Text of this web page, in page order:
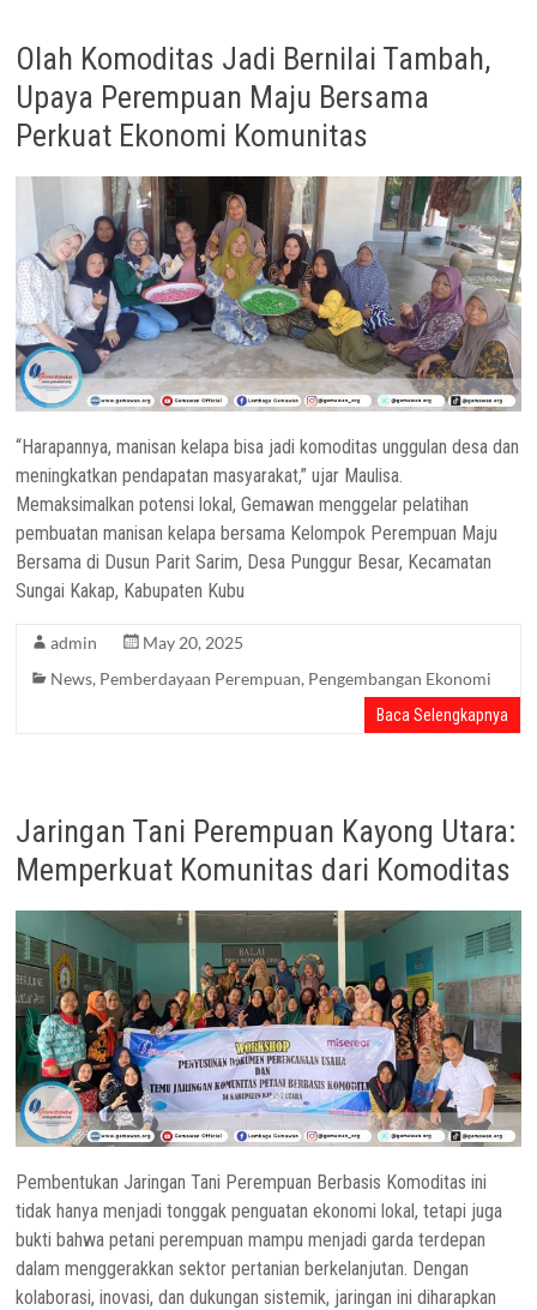
Olah Komoditas Jadi Bernilai Tambah,
Upaya Perempuan Maju Bersama
Perkuat Ekonomi Komunitas
“Harapannya, manisan kelapa bisa jadi komoditas unggulan desa dan
meningkatkan pendapatan masyarakat,” ujar Maulisa.
Memaksimalkan potensi lokal, Gemawan menggelar pelatihan
pembuatan manisan kelapa bersama Kelompok Perempuan Maju
Bersama di Dusun Parit Sarim, Desa Punggur Besar, Kecamatan
Sungai Kakap, Kabupaten Kubu
admin
May 20, 2025
News, Pemberdayaan Perempuan, Pengembangan Ekonomi
Baca Selengkapnya
Jaringan Tani Perempuan Kayong Utara:
Memperkuat Komunitas dari Komoditas
Pembentukan Jaringan Tani Perempuan Berbasis Komoditas ini
tidak hanya menjadi tonggak penguatan ekonomi lokal, tetapi juga
bukti bahwa petani perempuan mampu menjadi garda terdepan
dalam menggerakkan sektor pertanian berkelanjutan. Dengan
kolaborasi, inovasi, dan dukungan sistemik, jaringan ini diharapkan